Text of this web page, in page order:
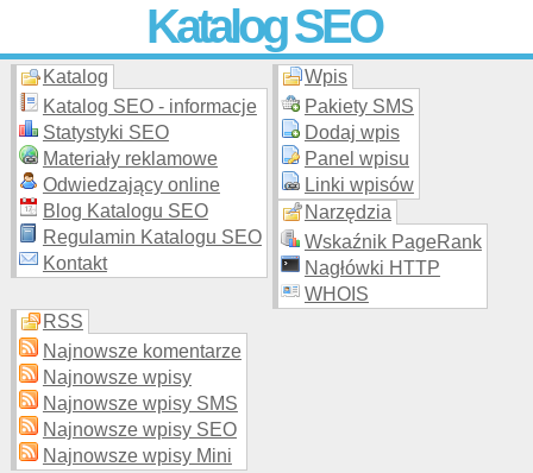
Katalog SEO
Skuteczna i promocja stron WWW –
moderowanego katalogu za darmo!
Katalog
Katalog SEO - informacje
Statystyki SEO
Materiały reklamowe
Odwiedzający online
Blog Katalogu SEO
Regulamin Katalogu SEO
Kontakt
Wpis
Pakiety SMS
Dodaj wpis
Panel wpisu
Linki wpisów
Narzędzia
Wskaźnik PageRank
Nagłówki HTTP
WHOIS
RSS
Najnowsze komentarze
Najnowsze wpisy
Najnowsze wpisy SMS
Najnowsze wpisy SEO
Najnowsze wpisy Mini